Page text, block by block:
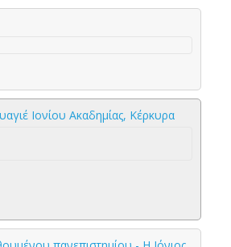
Ιονίου Ακαδημίας, Κέρκυρα